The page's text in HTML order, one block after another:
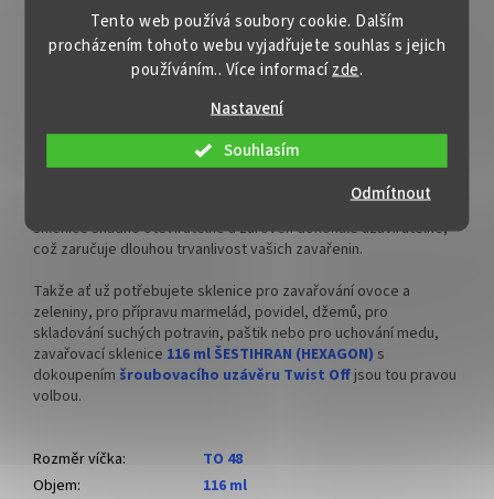
Tento web používá soubory cookie. Dalším
procházením tohoto webu vyjadřujete souhlas s jejich
používáním.. Více informacízde.
Nastavení
Odmítnout
Souhlasím
Kromě zavařování ovoce a zeleniny můžete zavařovací sklenici
116 ml ŠESTIHRAN (HEXAGON)využít i pro skladování suchých
potravin. Sklenice jsou hermeticky uzavíratelné, takže v nich
můžete skladovat třeba koření, bylinky, sušené ovoce, sušenou
Co je ale na těchto sklenicích opravdu skvělé, je jejich
k zakoupení na výše uvedeném
. Díky tomu jsou
sklenice snadno otevíratelné a zároveň dokonale uzavíratelné,
což zaručuje dlouhou trvanlivost vašich zavařenin.
Takže ať už potřebujete sklenice pro zavařování ovoce a
zeleniny, pro přípravu marmelád, povidel, džemů, pro
skladování suchých potravin, paštik nebo pro uchování medu,
zavařovací sklenice 116 ml ŠESTIHRAN (HEXAGON) s
dokoupením šroubovacího uzávěru Twist Offjsou tou pravou
volbou.
Rozměr víčka:
TO 48
Objem:
116 ml